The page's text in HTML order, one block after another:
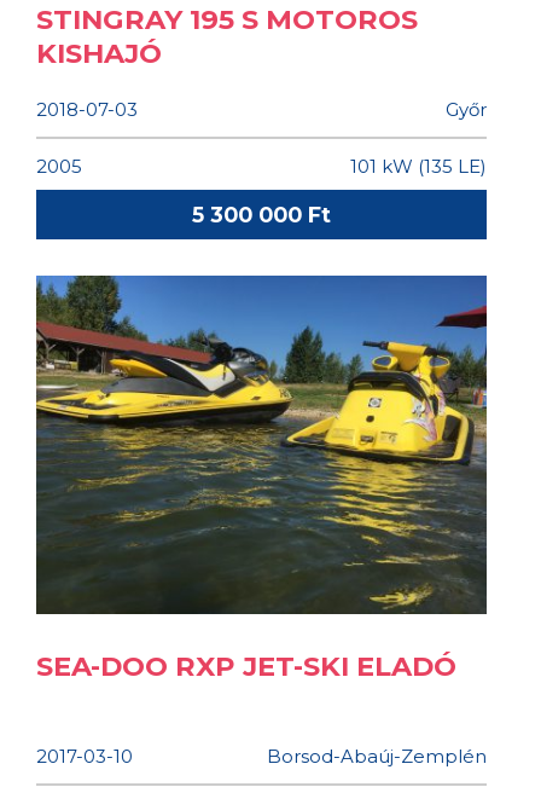
STINGRAY 195 S MOTOROS
KISHAJÓ
2018-07-03 Győr
2005 101 kW (135 LE)
5 300 000 Ft
SEA-DOO RXP JET-SKI ELADÓ
2017-03-10 Borsod-Abaúj-Zemplén